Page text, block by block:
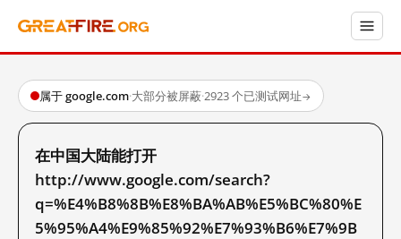
属于 google.com·大部分被屏蔽·2923 个已测试网址→
在中国大陆能打开
http://www.google.com/search?
q=%E4%B8%8B%E8%BA%AB%E5%BC%80%E
5%95%A4%E9%85%92%E7%93%B6%E7%9B